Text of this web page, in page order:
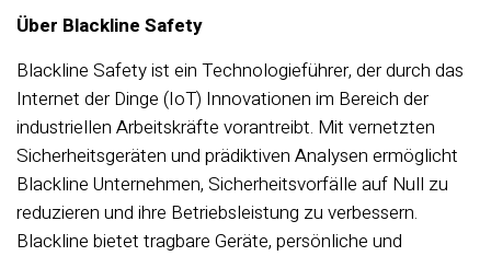
Über Blackline Safety
Blackline Safety ist ein Technologieführer, der durch das
Internet der Dinge (IoT) Innovationen im Bereich der
industriellen Arbeitskräfte vorantreibt. Mit vernetzten
Sicherheitsgeräten und prädiktiven Analysen ermöglicht
Blackline Unternehmen, Sicherheitsvorfälle auf Null zu
reduzieren und ihre Betriebsleistung zu verbessern.
Blackline bietet tragbare Geräte, persönliche und